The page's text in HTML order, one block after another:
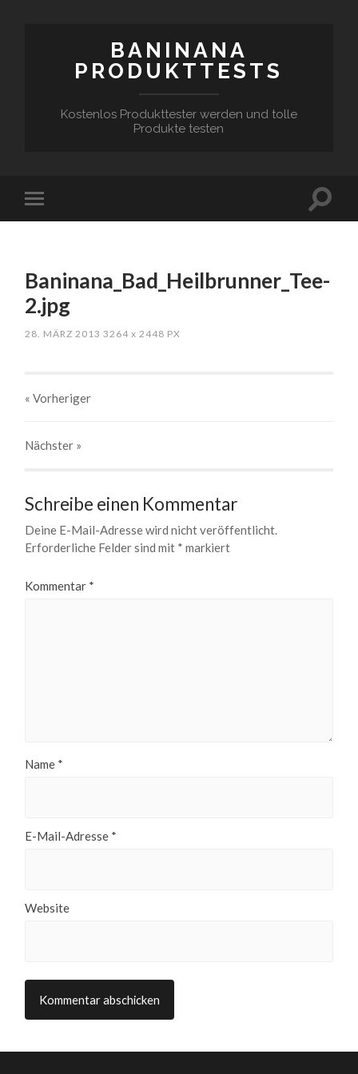
BANINANA
PRODUKTTESTS
Kostenlos Produkttester werden und tolle
Produkte testen
Baninana_Bad_Heilbrunner_Tee-
2.jpg
28. MÄRZ 2013 3264x 2448 PX
« Vorheriger
Nächster »
Schreibe einen Kommentar
Deine E-Mail-Adresse wird nicht veröffentlicht.
Erforderliche Felder sind mit * markiert
Kommentar *
Name *
E-Mail-Adresse *
Website